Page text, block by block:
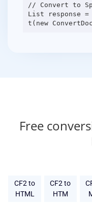
// Convert to
List response =
Free
CF2 to
HTML
CF2 to
HTM